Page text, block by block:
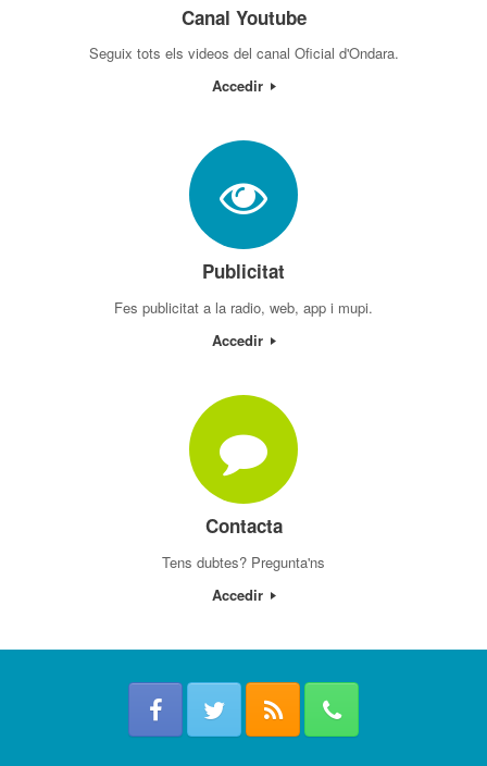
Canal Youtube
Seguix tots els videos del canal Oficial d'Ondara.
Accedir
Publicitat
Fes publicitat a la radio, web, app i mupi.
Accedir
Contacta
Tens dubtes? Pregunta'ns
Accedir